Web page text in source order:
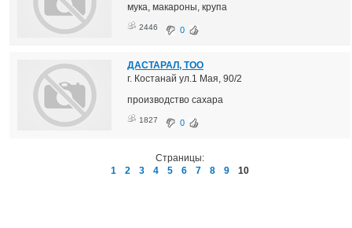
мука, макароны, крупа
2446 0
ДАСТАРАЛ, ТОО
г. Костанай ул.1 Мая, 90/2
производство сахара
1827 0
Страницы:
1
2 3 4 5 6 7 8 9 10